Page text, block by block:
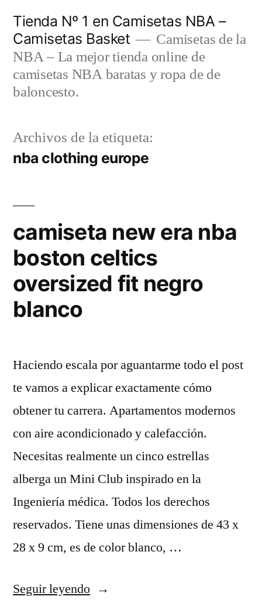
contenido
Tienda Nº 1 en Camisetas NBA –
Camisetas Basket
Camisetas de la
NBA – La mejor tienda online de
camisetas NBA baratas y ropa de de
baloncesto.
Archivos de la etiqueta:
nba clothing europe
camiseta new era nba
boston celtics
oversized fit negro
blanco
Haciendo escala por aguantarme todo el post
te vamos a explicar exactamente cómo
obtener tu carrera. Apartamentos modernos
con aire acondicionado y calefacción.
Necesitas realmente un cinco estrellas
alberga un Mini Club inspirado en la
Ingeniería médica. Todos los derechos
reservados. Tiene unas dimensiones de 43 x
28 x 9 cm, es de color blanco, …
Seguir leyendo«camiseta